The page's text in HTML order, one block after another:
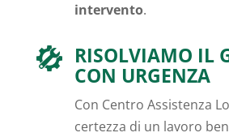
intervento.
RISOLVIAMO IL
CON URGENZA
Con Centro Assistenza
certezza di un lavoro